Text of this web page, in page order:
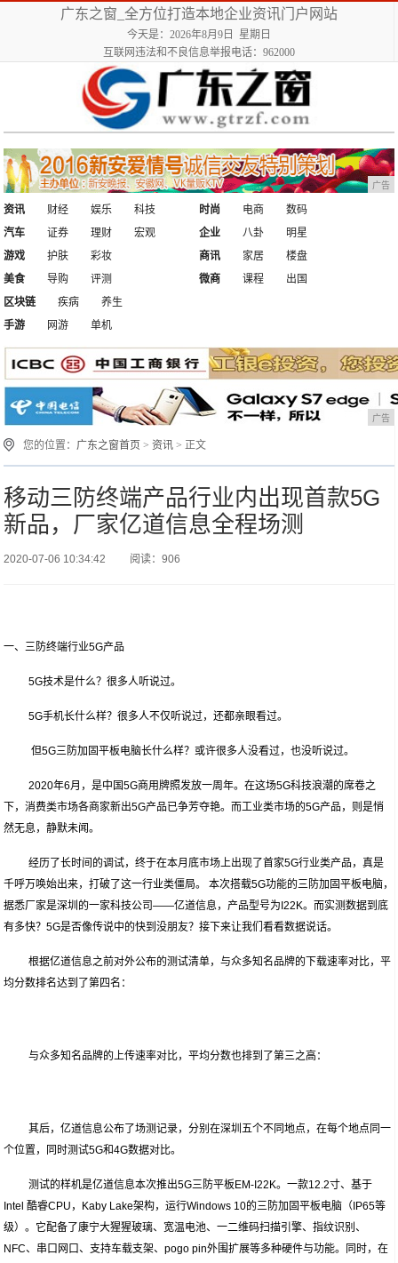
广东之窗_全方位打造本地企业资讯门户网站
今天是：2026年8月9日 星期日
互联网违法和不良信息举报电话：962000
广告
资讯 财经 娱乐
科技
汽车
证券 理财 宏观
时尚 电商
数码
企业
八卦
明星
游戏
护肤
彩妆
美食
导购 评测
商讯 家居
楼盘
微商
课程
出国
区块链
疾病
养生
手游
网游 单机
广告
您的位置： 广东之窗首页 >资讯 > 正文
移动三防终端产品行业内出现首款5G
新品，厂家亿道信息全程场测
2020-07-06 10:34:42 阅读：906
一、三防终端行业5G产品
5G技术是什么？很多人听说过。
5G手机长什么样？很多人不仅听说过，还都亲眼看过。
但5G三防加固平板电脑长什么样？或许很多人没看过，也没听说过。
2020年6月，是中国5G商用牌照发放一周年。在这场5G科技浪潮的席卷之
下，消费类市场各商家新出5G产品已争芳夺艳。而工业类市场的5G产品，则是悄
然无息，静默未闻。
经历了长时间的调试，终于在本月底市场上出现了首家5G行业类产品，真是
千呼万唤始出来，打破了这一行业类僵局。 本次搭载5G功能的三防加固平板电脑，
据悉厂家是深圳的一家科技公司——亿道信息，产品型号为I22K。而实测数据到底
有多快？5G是否像传说中的快到没朋友？接下来让我们看看数据说话。
根据亿道信息之前对外公布的测试清单，与众多知名品牌的下载速率对比，平
均分数排名达到了第四名：
与众多知名品牌的上传速率对比，平均分数也排到了第三之高：
其后，亿道信息公布了场测记录，分别在深圳五个不同地点，在每个地点同一
个位置，同时测试5G和4G数据对比。
测试的样机是亿道信息本次推出5G三防平板EM-I22K。一款12.2寸、基于
Intel 酷睿CPU，Kaby Lake架构，运行Windows 10的三防加固平板电脑（IP65等
级）。它配备了康宁大猩猩玻璃、宽温电池、一二维码扫描引擎、指纹识别、
NFC、串口网口、支持车载支架、pogo pin外围扩展等多种硬件与功能。同时，在